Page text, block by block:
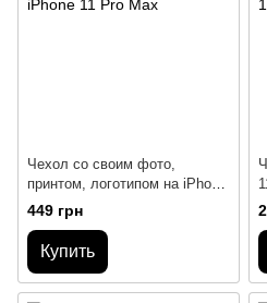
Чехол со своим фото,
принтом, логотипом на iPhone
11 Pro Max
449 грн
Купить